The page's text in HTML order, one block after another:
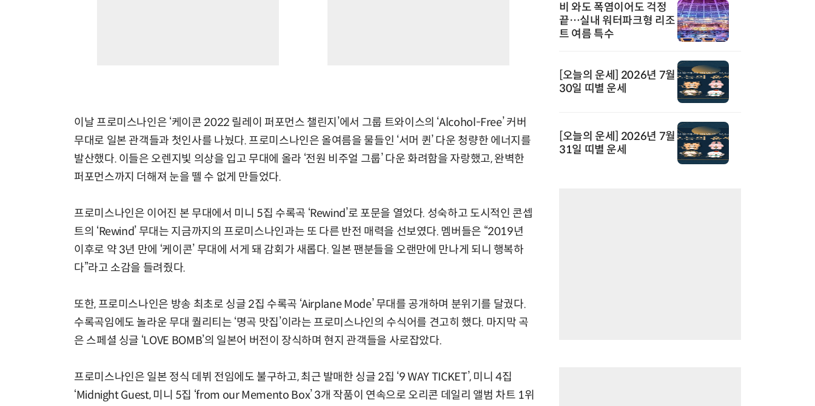
이날 프로미스나인은 ‘케이콘 2022 릴레이 퍼포먼스 챌린지’에서 그룹 트와이스의 ‘Alcohol-Free’ 커버
무대로 일본 관객들과 첫인사를 나눴다. 프로미스나인은 올여름을 물들인 ‘서머 퀸’ 다운 청량한 에너지를
발산했다. 이들은 오렌지빛 의상을 입고 무대에 올라 ‘전원 비주얼 그룹’ 다운 화려함을 자랑했고, 완벽한
퍼포먼스까지 더해져 눈을 뗄 수 없게 만들었다.
프로미스나인은 이어진 본 무대에서 미니 5집 수록곡 ‘Rewind’로 포문을 열었다. 성숙하고 도시적인 콘셉
트의 ‘Rewind’ 무대는 지금까지의 프로미스나인과는 또 다른 반전 매력을 선보였다. 멤버들은 “2019년
이후로 약 3년 만에 ‘케이콘’ 무대에 서게 돼 감회가 새롭다. 일본 팬분들을 오랜만에 만나게 되니 행복하
다”라고 소감을 들려줬다.
또한, 프로미스나인은 방송 최초로 싱글 2집 수록곡 ‘Airplane Mode’ 무대를 공개하며 분위기를 달궜다.
수록곡임에도 놀라운 무대 퀄리티는 ‘명곡 맛집’이라는 프로미스나인의 수식어를 견고히 했다. 마지막 곡
은 스페셜 싱글 ‘LOVE BOMB’의 일본어 버전이 장식하며 현지 관객들을 사로잡았다.
프로미스나인은 일본 정식 데뷔 전임에도 불구하고, 최근 발매한 싱글 2집 ‘9 WAY TICKET’, 미니 4집
‘Midnight Guest, 미니 5집 ‘from our Memento Box’ 3개 작품이 연속으로 오리콘 데일리 앨범 차트 1위
비 와도 폭염이어도 걱정
끝…실내 워터파크형 리조
트 여름 특수
[오늘의 운세] 2026년 7월
30일 띠별 운세
[오늘의 운세] 2026년 7월
31일 띠별 운세